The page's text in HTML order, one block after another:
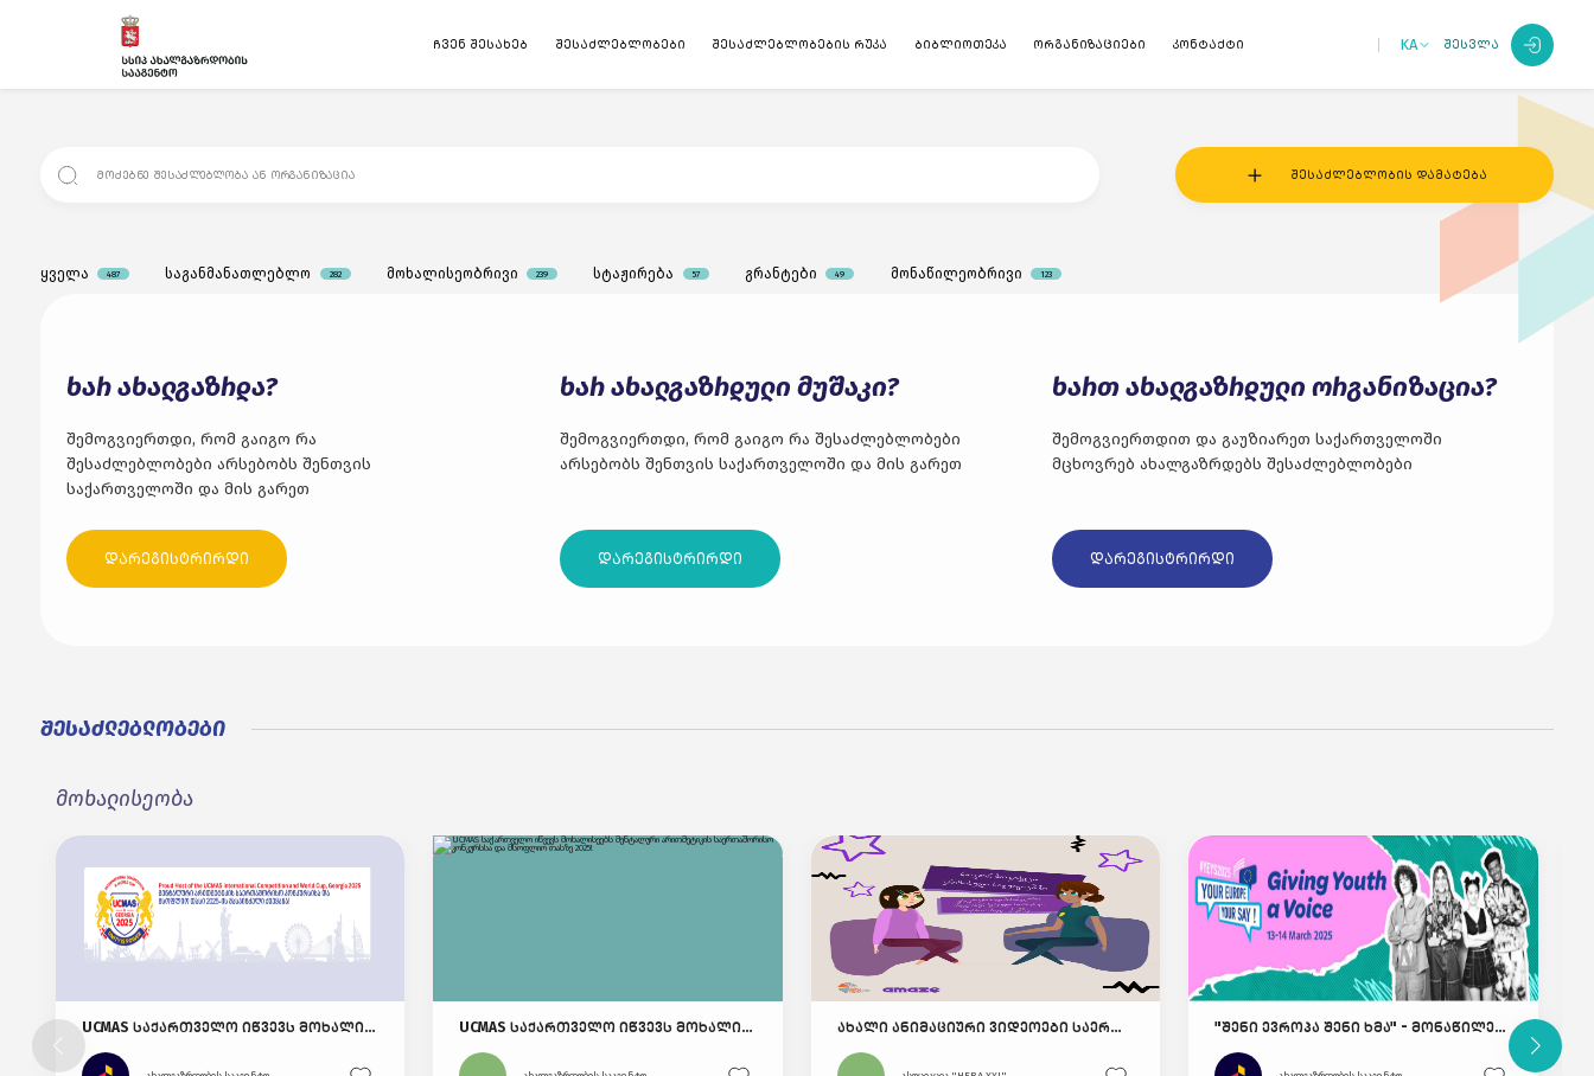
ჩვენ შესახებ შესაძლებლობები შესაძლებლობების რუკა ბიბლიოთეკა ორგანიზაციები კონტაქტი KA შესვლა
შესაძლებლობის დამატება
ყველა 487 საგანმანათლებლო 282 მოხალისეობრივი 239 სტაჟირება 57 გრანტები 49 მონაწილეობრივი 123
ხარ ახალგაზრდა?
შემოგვიერთდი, რომ გაიგო რა
შესაძლებლობები არსებობს შენთვის
საქართველოში და მის გარეთ
დარეგისტრირდი
ხარ ახალგაზრდული მუშაკი?
შემოგვიერთდი, რომ გაიგო რა შესაძლებლობები
არსებობს შენთვის საქართველოში და მის გარეთ
დარეგისტრირდი
ხართ ახალგაზრდული ორგანიზაცია?
შემოგვიერთდით და გაუზიარეთ საქართველოში
მცხოვრებ ახალგაზრდებს შესაძლებლობები
დარეგისტრირდი
შესაძლებლობები
მოხალისეობა
UCMAS საქართველო იწვევს მოხალისეებს მენტალური არითმეტიკის საერთაშორისო კონკურსსა და მსოფლიო თასზე 2025! UCMAS საქართველო იწვევს მოხალისეებს მენტალური არითმეტიკის საერთაშორისო კონკურსსა და მსოფლიო თასზე 2025! ახალი ანიმაციური ვიდეოები საერთაშორისო ჯილდოს ფარგლებში! 🎥🏆 "შენი ევროპა შენი ხმა" - მონაწილეთა შერჩევა დაიწყო!